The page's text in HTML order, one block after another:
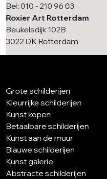
Bel: 010 - 210 96 03
Roxier Art Rotterdam
Beukelsdijk 102B
3022 DK Rotterdam
Grote schilderijen
Kleurrijke schilderijen
Kunst kopen
Betaalbare schilderijen
Kunst aan de muur
Blauwe schilderijen
Kunst galerie
Abstracte schilderijen